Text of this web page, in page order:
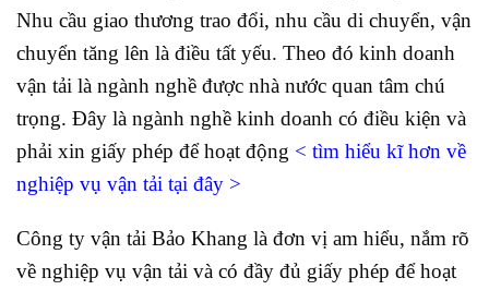
Nhu cầu giao thương trao đổi, nhu cầu di chuyển, vận
chuyển tăng lên là điều tất yếu. Theo đó kinh doanh
vận tải là ngành nghề được nhà nước quan tâm chú
trọng. Đây là ngành nghề kinh doanh có điều kiện và
phải xin giấy phép để hoạt động < tìm hiểu kĩ hơn về
nghiệp vụ vận tải tại đây >
Công ty vận tải Bảo Khang là đơn vị am hiểu, nắm rõ
về nghiệp vụ vận tải và có đầy đủ giấy phép để hoạt